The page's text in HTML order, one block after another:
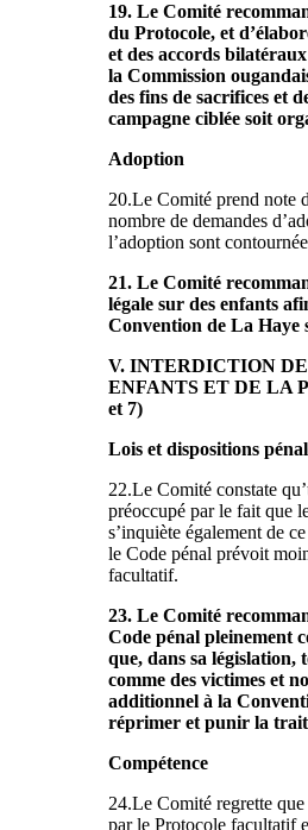
19. Le Comité
du Protocole, et
et des accords
la Commission
des fins de sacrifices et
campagne ciblée soit
Adoption
20.Le Comité prend note
nombre de demandes
l’adoption sont
21. Le Comité
légale sur des enfants
Convention de La Haye
V. INTERDICTION
ENFANTS ET DE LA
et 7)
Lois et dispositions
22.Le Comité constate
préoccupé par le fait que
s’inquiète également de
le Code pénal prévoit
facultatif.
23. Le Comité
Code pénal pleinement
que, dans sa législation,
comme des victimes et
additionnel à la
réprimer et punir la
Compétence
24.Le Comité regrette
par le Protocole facultatif